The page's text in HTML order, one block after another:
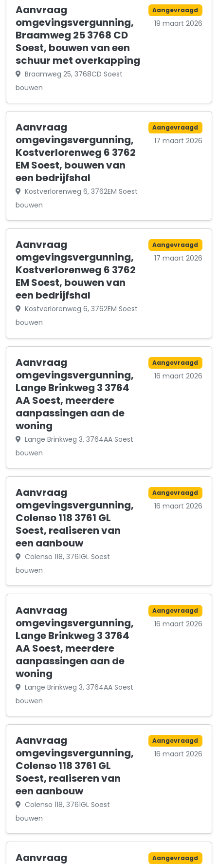
Aanvraag
omgevingsvergunning,
Braamweg 25 3768 CD
Soest, bouwen van een
schuur met overkapping
Braamweg 25, 3768CD Soest
bouwen
Aangevraagd
19 maart 2026
Aanvraag
omgevingsvergunning,
Kostverlorenweg 6 3762
EM Soest, bouwen van
een bedrijfshal
Kostverlorenweg 6, 3762EM Soest
bouwen
Aangevraagd
17 maart 2026
Aanvraag
omgevingsvergunning,
Kostverlorenweg 6 3762
EM Soest, bouwen van
een bedrijfshal
Kostverlorenweg 6, 3762EM Soest
bouwen
Aangevraagd
17 maart 2026
Aanvraag
omgevingsvergunning,
Lange Brinkweg 3 3764
AA Soest, meerdere
aanpassingen aan de
woning
Lange Brinkweg 3, 3764AA Soest
bouwen
Aangevraagd
16 maart 2026
Aanvraag
omgevingsvergunning,
Colenso 118 3761 GL
Soest, realiseren van
een aanbouw
Colenso 118, 3761GL Soest
bouwen
Aangevraagd
16 maart 2026
Aanvraag
omgevingsvergunning,
Lange Brinkweg 3 3764
AA Soest, meerdere
aanpassingen aan de
woning
Lange Brinkweg 3, 3764AA Soest
bouwen
Aangevraagd
16 maart 2026
Aanvraag
omgevingsvergunning,
Colenso 118 3761 GL
Soest, realiseren van
een aanbouw
Colenso 118, 3761GL Soest
bouwen
Aangevraagd
16 maart 2026
Aanvraag
Aangevraagd